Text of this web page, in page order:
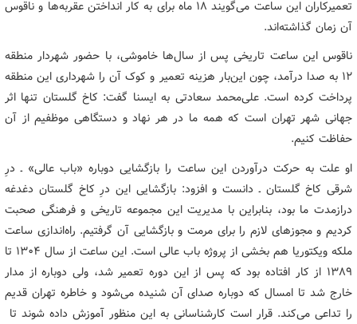
تعمیرکاران این ساعت می‌گویند ۱۸ ماه برای به کار انداختن عقربه‌ها و ناقوس
آن ‌زمان گذاشته‌اند.
ناقوس این ساعت تاریخی پس از سال‌ها خاموشی، با حضور شهردار منطقه
۱۲ به صدا درآمد، چون این‌بار هزینه تعمیر و کوک آن را شهرداری این منطقه
پرداخت کرده است. علی‌محمد سعادتی به ایسنا گفت: کاخ گلستان تنها اثر
جهانی شهر تهران است که همه ما در هر نهاد و دستگاهی موظفیم از آن
حفاظت کنیم.
او ‌علت به حرکت درآوردن این ساعت را بازگشایی دوباره «باب عالی» ـ درِ
شرقی کاخ گلستان ـ دانست و افزود: بازگشایی این درِ کاخ گلستان دغدغه
درازمدت ما بود، بنابراین با مدیریت این مجموعه تاریخی و فرهنگی صحبت
کردیم و مجوزهای لازم را برای مرمت و بازگشایی آن گرفتیم. راه‌اندازی ساعت
ملکه ویکتوریا هم بخشی از پروژه باب عالی است. این ساعت از سال ۱۳۰۴ تا
۱۳۸۹ از کار افتاده بود که پس از این دوره تعمیر شد، ولی دوباره از مدار
خارج شد تا امسال که دوباره صدای آن شنیده می‌شود و خاطره تهران قدیم
را تداعی می‌کند. قرار است کارشناسانی به این منظور آموزش داده شوند تا